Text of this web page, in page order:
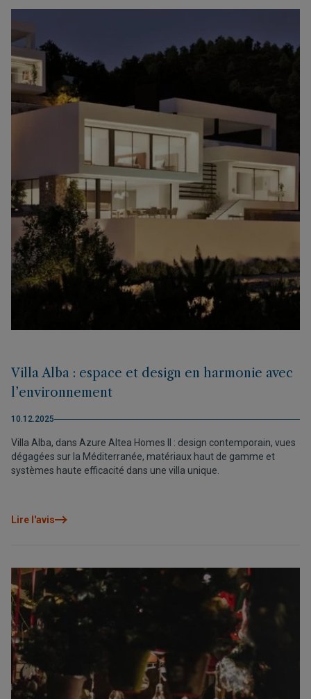
Villa Alba : espace et design en harmonie avec
l’environnement
10.12.2025
Villa Alba, dans Azure Altea Homes II : design contemporain, vues
dégagées sur la Méditerranée, matériaux haut de gamme et
systèmes haute efficacité dans une villa unique.
Lire l'avis